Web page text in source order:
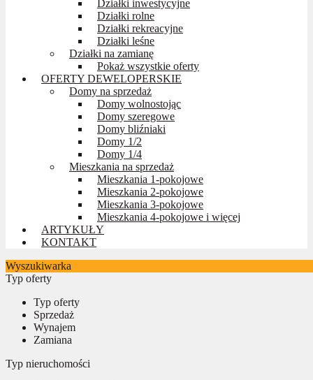
Działki inwestycyjne
Działki rolne
Działki rekreacyjne
Działki leśne
Działki na zamianę
Pokaż wszystkie oferty
OFERTY DEWELOPERSKIE
Domy na sprzedaż
Domy wolnostojąc
Domy szeregowe
Domy bliźniaki
Domy 1/2
Domy 1/4
Mieszkania na sprzedaż
Mieszkania 1-pokojowe
Mieszkania 2-pokojowe
Mieszkania 3-pokojowe
Mieszkania 4-pokojowe i więcej
ARTYKUŁY
KONTAKT
Wyszukiwarka
Typ oferty
Typ oferty
Sprzedaż
Wynajem
Zamiana
Typ nieruchomości